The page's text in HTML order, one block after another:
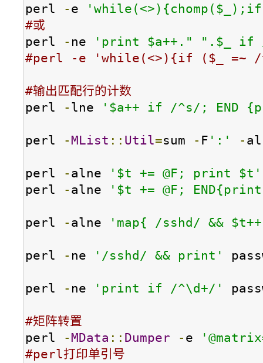
perl
- e
#或
perl
- ne
'print $a++." ".$_
#perl -e 'while(<>){if ($_ =~
#输出匹配行的计数
perl
- lne '$a++ if /^s/; END
perl -MList :: Util=sum - F ':' -
perl - alne '$t += @F; print $t'
perl
- alne '$t += @F;
perl - alne 'map{ /sshd/ &&
perl - ne '/sshd/ && print'
perl - ne 'print if /^\d+/'
#矩阵转置
perl
-MData :: Dumper - e
#perl打印单引号